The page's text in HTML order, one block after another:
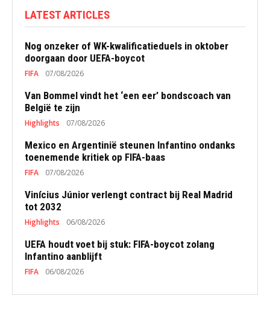
LATEST ARTICLES
Nog onzeker of WK-kwalificatieduels in oktober
doorgaan door UEFA-boycot
FIFA 07/08/2026
Van Bommel vindt het ‘een eer’ bondscoach van
België te zijn
Highlights 07/08/2026
Mexico en Argentinië steunen Infantino ondanks
toenemende kritiek op FIFA-baas
FIFA 07/08/2026
Vinícius Júnior verlengt contract bij Real Madrid
tot 2032
Highlights 06/08/2026
UEFA houdt voet bij stuk: FIFA-boycot zolang
Infantino aanblijft
FIFA 06/08/2026